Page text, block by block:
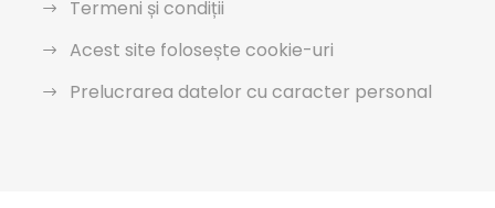
Termeni și condiții
Acest site folosește cookie-uri
Prelucrarea datelor cu caracter personal